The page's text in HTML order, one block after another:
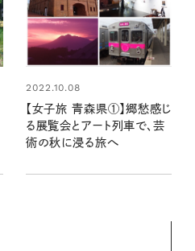
2022.10.08
【女子旅 青森県①】郷愁感じ
る展覧会とアート列車で、芸
術の秋に浸る旅へ